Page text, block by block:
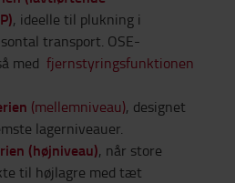
, ideelle til plukning i
transport. OSE-
med fjernstyringsfunktionen
(mellemniveau), designet
lagerniveauer.
(højniveau), når store
til højlagre med tæt